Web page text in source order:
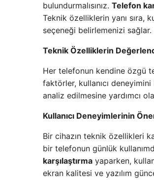
bulundurmalısınız. Telefon
Teknik özelliklerin yanı sıra,
seçeneği belirlemenizi sağlar.
Teknik Özelliklerin
Her telefonun kendine özgü
faktörler, kullanıcı
analiz edilmesine yardımcı
Kullanıcı Deneyimlerinin
Bir cihazın teknik özellikleri
bir telefonun günlük
karşılaştırma yaparken,
ekran kalitesi ve yazılım